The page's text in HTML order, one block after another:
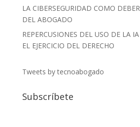
LA CIBERSEGURIDAD COMO
DEL ABOGADO
REPERCUSIONES DEL USO DE LA
EL EJERCICIO DEL DERECHO
Tweets by tecnoabogado
Subscríbete